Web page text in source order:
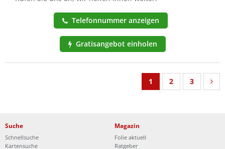
Telefonnummer anzeigen
Gratisangebot einholen
1 2 3
Suche
Schnellsuche
Kartensuche
Magazin
Folie aktuell
Ratgeber